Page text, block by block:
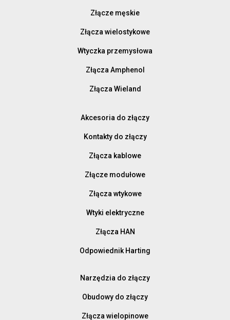
Złącze męskie
Złącza wielostykowe
Wtyczka przemysłowa
Złącza Amphenol
Złącza Wieland
Akcesoria do złączy
Kontakty do złączy
Złącza kablowe
Złącze modułowe
Złącza wtykowe
Wtyki elektryczne
Złącza HAN
Odpowiednik Harting
Narzędzia do złączy
Obudowy do złączy
Złącza wielopinowe